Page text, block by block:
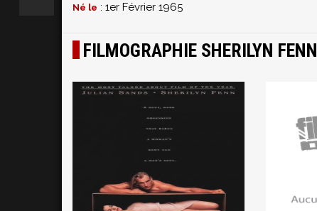
Né le : 1er Février 1965
FILMOGRAPHIE SHERILYN FENN